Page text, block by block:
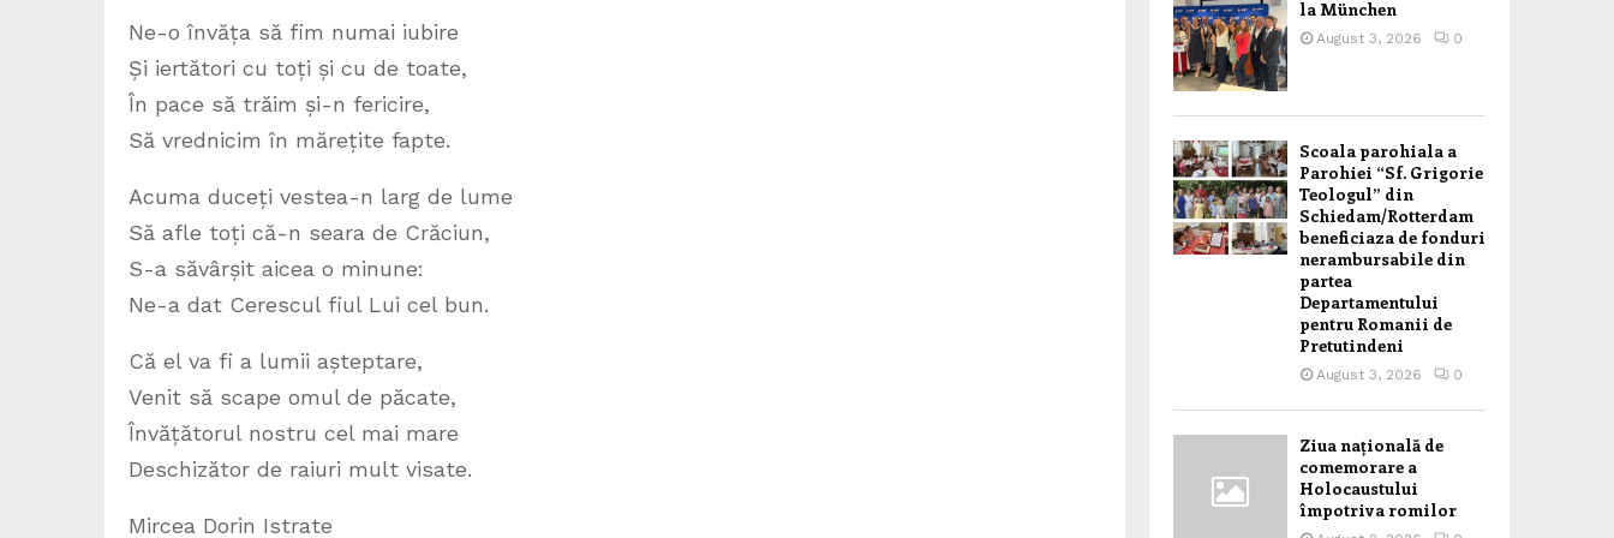
Ne-o învăța să fim numai iubire
Și iertători cu toți și cu de toate,
În pace să trăim și-n fericire,
Să vrednicim în mărețite fapte.
Acuma duceți vestea-n larg de lume
Să afle toți că-n seara de Crăciun,
S-a săvârșit aicea o minune:
Ne-a dat Cerescul fiul Lui cel bun.
Că el va fi a lumii așteptare,
Venit să scape omul de păcate,
Învățătorul nostru cel mai mare
Deschizător de raiuri mult visate.
Mircea Dorin Istrate
la München
August 3, 2026 0
Scoala parohiala a
Parohiei “Sf. Grigorie
Teologul” din
Schiedam/Rotterdam
beneficiaza de fonduri
nerambursabile din
partea
Departamentului
pentru Romanii de
Pretutindeni
August 3, 2026 0
Ziua națională de
comemorare a
Holocaustului
împotriva romilor